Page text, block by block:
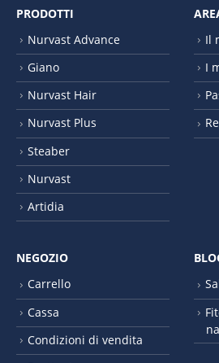
PRODOTTI
Nurvast Advance
Giano
Nurvast Hair
Nurvast Plus
Steaber
Nurvast
Artidia
Il
I
NEGOZIO
Carrello
Cassa
Condizioni di vendita